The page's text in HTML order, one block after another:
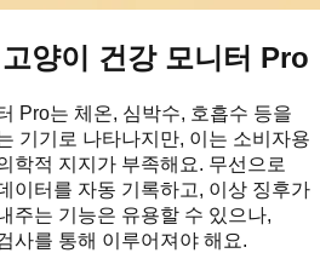
양이 건강 모니터 Pro
Pro는 체온, 심박수, 호흡수 등을
기기로 나타나지만, 이는 소비자용
학적 지지가 부족해요. 무선으로
이터를 자동 기록하고, 이상 징후가
주는 기능은 유용할 수 있으나,
사를 통해 이루어져야 해요.